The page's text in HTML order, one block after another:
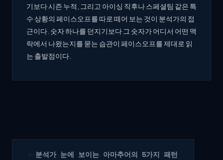
기보다 시즌 누적, 그리고 아이싱 직후나 스페셜팀 같은 특
수 상황의 페이스오프를 따로 떼어 보는 것이 분석가의 접
근이다. 숫자 하나를 던지기보다 그 숫자가 어디서 어떤 맥
락에서 나왔는지를 묻는 습관이 페이스오프를 제대로 읽
는 출발점이다.
분석가 눈에 보이는 아마추어의 5가지 패턴